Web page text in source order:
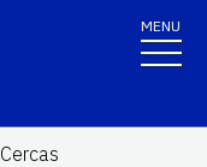
MENU
Cercas